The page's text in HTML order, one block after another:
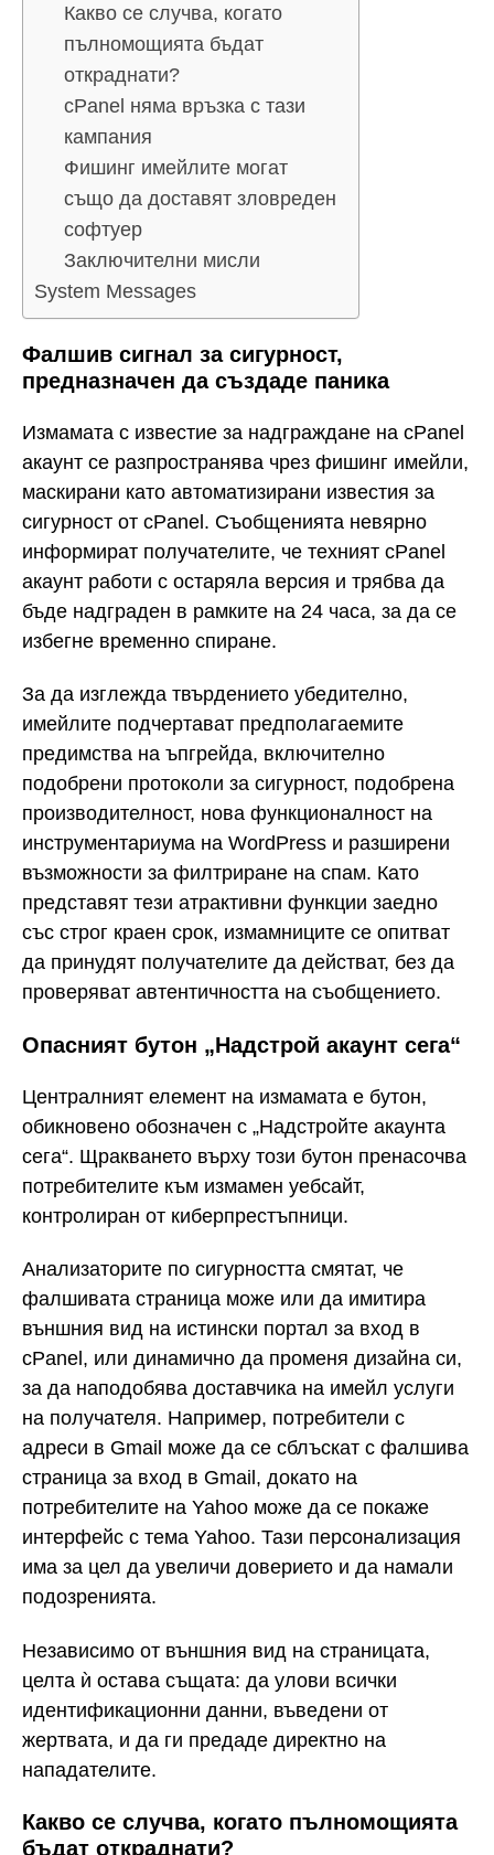
Какво се случва, когато
пълномощията бъдат
откраднати?
cPanel няма връзка с тази
кампания
Фишинг имейлите могат
също да доставят зловреден
софтуер
Заключителни мисли
System Messages
Фалшив сигнал за сигурност,
предназначен да създаде паника
Измамата с известие за надграждане на cPanel
акаунт се разпространява чрез фишинг имейли,
маскирани като автоматизирани известия за
сигурност от cPanel. Съобщенията невярно
информират получателите, че техният cPanel
акаунт работи с остаряла версия и трябва да
бъде надграден в рамките на 24 часа, за да се
избегне временно спиране.
За да изглежда твърдението убедително,
имейлите подчертават предполагаемите
предимства на ъпгрейда, включително
подобрени протоколи за сигурност, подобрена
производителност, нова функционалност на
инструментариума на WordPress и разширени
възможности за филтриране на спам. Като
представят тези атрактивни функции заедно
със строг краен срок, измамниците се опитват
да принудят получателите да действат, без да
проверяват автентичността на съобщението.
Опасният бутон „Надстрой акаунт сега“
Централният елемент на измамата е бутон,
обикновено обозначен с „Надстройте акаунта
сега“. Щракването върху този бутон пренасочва
потребителите към измамен уебсайт,
контролиран от киберпрестъпници.
Анализаторите по сигурността смятат, че
фалшивата страница може или да имитира
външния вид на истински портал за вход в
cPanel, или динамично да променя дизайна си,
за да наподобява доставчика на имейл услуги
на получателя. Например, потребители с
адреси в Gmail може да се сблъскат с фалшива
страница за вход в Gmail, докато на
потребителите на Yahoo може да се покаже
интерфейс с тема Yahoo. Тази персонализация
има за цел да увеличи доверието и да намали
подозренията.
Независимо от външния вид на страницата,
целта ѝ остава същата: да улови всички
идентификационни данни, въведени от
жертвата, и да ги предаде директно на
нападателите.
Какво се случва, когато пълномощията
бъдат откраднати?